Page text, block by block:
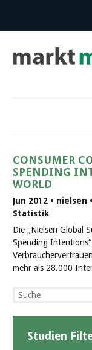
CONSUMER
SPENDING
WORLD
Jun 2012 •
Statistik
Die „Nielsen Global
Spending
mehr als 28.000
Studien